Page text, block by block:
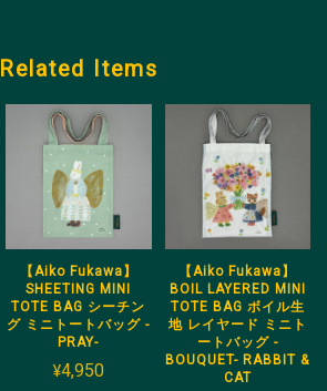
Related Items
【Aiko Fukawa】
SHEETING MINI
TOTE BAG シーチン
グ ミニトートバッグ -
PRAY-
¥4,950
【Aiko Fukawa】
BOIL LAYERED MINI
TOTE BAG ボイル生
地 レイヤード ミニト
ートバッグ -
BOUQUET- RABBIT &
CAT